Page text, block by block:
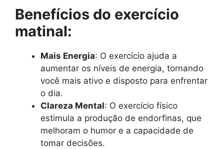
Benefícios do exercício
matinal:
Mais Energia: O exercício ajuda a
aumentar os níveis de energia, tornando
você mais ativo e disposto para enfrentar
o dia.
Clareza Mental: O exercício físico
estimula a produção de endorfinas, que
melhoram o humor e a capacidade de
tomar decisões.